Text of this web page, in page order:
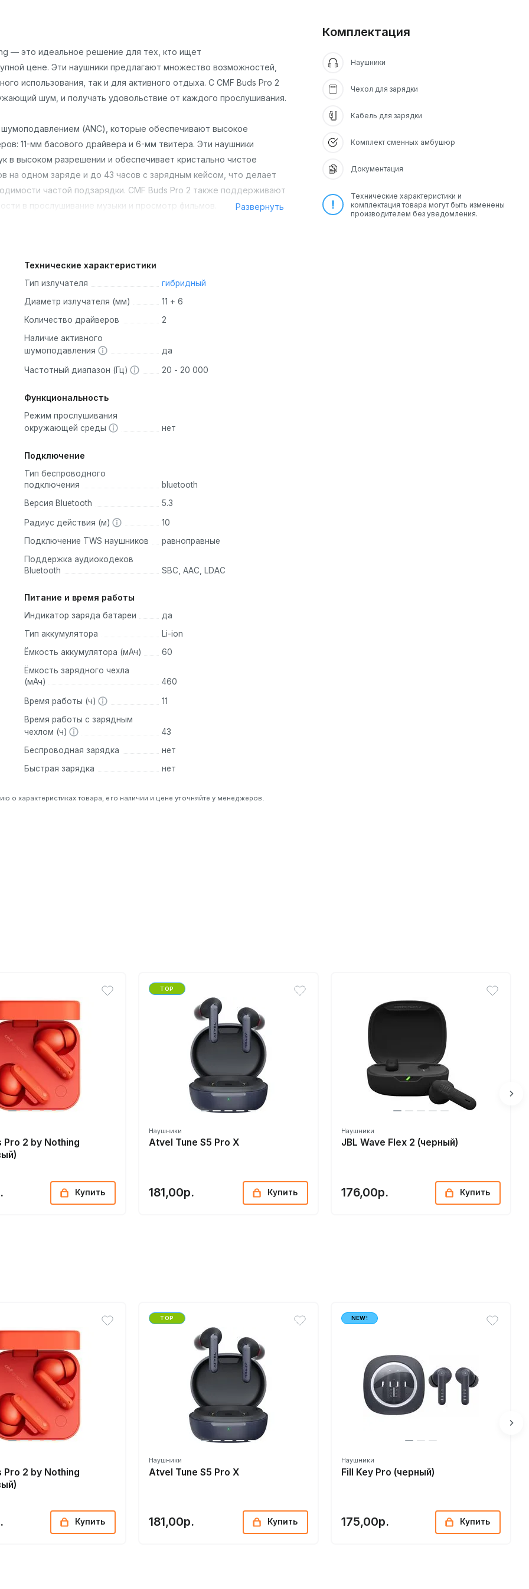
— это идеальное решение для тех, кто ищет
цене. Эти наушники предлагают множество возможностей,
использования, так и для активного отдыха. С CMF Buds Pro 2
шум, и получать удовольствие от каждого прослушивания.
(ANC), которые обеспечивают высокое
11-мм басового драйвера и 6-мм твитера. Эти наушники
в высоком разрешении и обеспечивает кристально чистое
на одном заряде и до 43 часов с зарядным кейсом, что делает
частой подзарядки. CMF Buds Pro 2 также поддерживают
в прослушивание музыки и просмотр фильмов.
подходом. Наушники имеют компактную форму, которая
Они доступны в нескольких ярких цветах, включая Navy Blue
что делает их подходящими для использования в различных
воздухе.
шума до 50 дБ, позволяя сосредоточиться на музыке или
подзарядки и до 43 часов с зарядным кейсом.
регулировать громкость и управлять воспроизведением
звука во время звонков благодаря технологии Clear Voice
наушников, однако CMF Buds Pro 2 выделяются
цене:
качество звука и активное шумоподавление, но могут
и комфортом при длительном ношении. Однако цена может
дизайн и хорошее качество звука, они не обладают такими
отличный выбор для тех, кто ценит качество звука и
Развернуть
Технические характеристики
Тип излучателя
гибридный
Диаметр излучателя (мм)
11 + 6
Количество драйверов
2
Наличие активного
шумоподавления
да
Частотный диапазон (Гц) 20 - 20 000
Функциональность
Режим прослушивания
окружающей среды
нет
Подключение
Тип беспроводного
подключения
bluetooth
Версия Bluetooth
5.3
Радиус действия (м)
10
Подключение TWS наушников
равноправные
Поддержка аудиокодеков
Bluetooth
SBC, AAC, LDAC
Питание и время работы
Индикатор заряда батареи
да
Тип аккумулятора
Li-ion
Ёмкость аккумулятора (мАч)
60
Ёмкость зарядного чехла
(мАч)
460
Время работы (ч)
11
Время работы с зарядным
чехлом (ч)
43
Беспроводная зарядка
нет
Быстрая зарядка
нет
характеристиках товара, его наличии и цене уточняйте у менеджеров.
Комплектация
Наушники
Чехол для зарядки
Кабель для зарядки
Комплект сменных амбушюр
Документация
Технические характеристики и
комплектация товара могут быть изменены
производителем без уведомления.
Pro 2 by Nothing
Купить
TOP
Наушники
Atvel Tune S5 Pro X
181,00р. Купить
Наушники
JBL Wave Flex 2 (черный)
176,00р. Купить
Pro 2 by Nothing
Купить
TOP
Наушники
Atvel Tune S5 Pro X
181,00р. Купить
NEW!
Наушники
Fill Key Pro (черный)
175,00р. Купить